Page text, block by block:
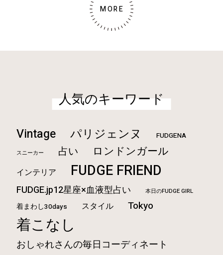
MORE
人気のキーワード
Vintage パリジェンヌ FUDGENA
スニーカー 占い ロンドンガール
インテリア FUDGE FRIEND
FUDGE.jp12星座×血液型占い 本日のFUDGE GIRL
着まわし30days スタイル Tokyo
着こなし
おしゃれさんの毎日コーディネート